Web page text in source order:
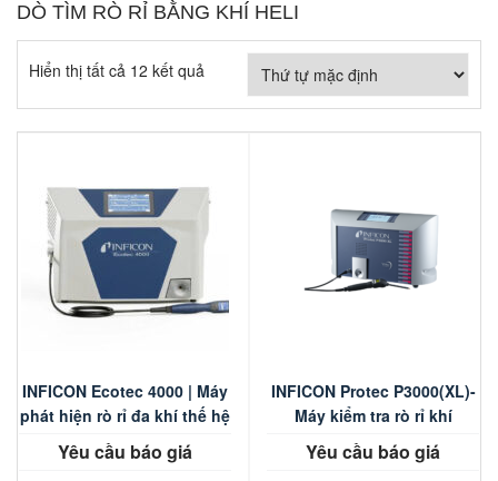
DÒ TÌM RÒ RỈ BẰNG KHÍ HELI
Hiển thị tất cả 12 kết quả
INFICON Ecotec 4000 | Máy
phát hiện rò rỉ đa khí thế hệ
mới
Yêu cầu báo giá
INFICON Protec P3000(XL)-
Máy kiểm tra rò rỉ khí
Helium
Yêu cầu báo giá